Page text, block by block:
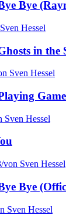
Bye
Hessel
in the
Sven Hessel
Sven Hessel
/von Sven Hessel
Bye
Sven Hessel